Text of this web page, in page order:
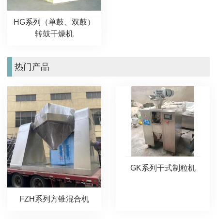
HG系列（单鼓、双鼓）
转鼓干燥机
热门产品
FZH系列方锥混合机
GK系列干式制粒机